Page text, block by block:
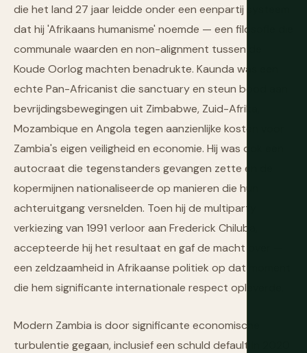
die het land 27 jaar leidde onder een eenpartij systeem
dat hij 'Afrikaans humanisme' noemde — een filosofie die
communale waarden en non-alignment tussen de
Koude Oorlog machten benadrukte. Kaunda was een
echte Pan-Africanist die sanctuary en steun bood aan
bevrijdingsbewegingen uit Zimbabwe, Zuid-Afrika,
Mozambique en Angola tegen aanzienlijke kosten voor
Zambia's eigen veiligheid en economie. Hij was ook een
autocraat die tegenstanders gevangen zette en de
kopermijnen nationaliseerde op manieren die hun
achteruitgang versnelden. Toen hij de multiparty
verkiezing van 1991 verloor aan Frederick Chiluba,
accepteerde hij het resultaat en gaf de macht over —
een zeldzaamheid in Afrikaanse politiek op dat moment
die hem significante internationale respect opleverde.
Modern Zambia is door significante economische
turbulentie gegaan, inclusief een schuld default in 2020